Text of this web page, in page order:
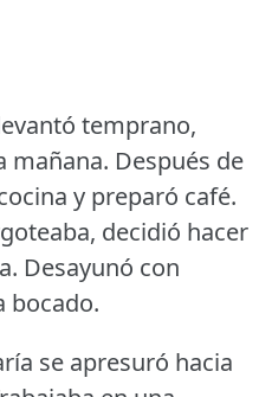
temprano,
mañana. Después de
y preparó café.
decidió hacer
Desayunó con
bocado.
se apresuró hacia